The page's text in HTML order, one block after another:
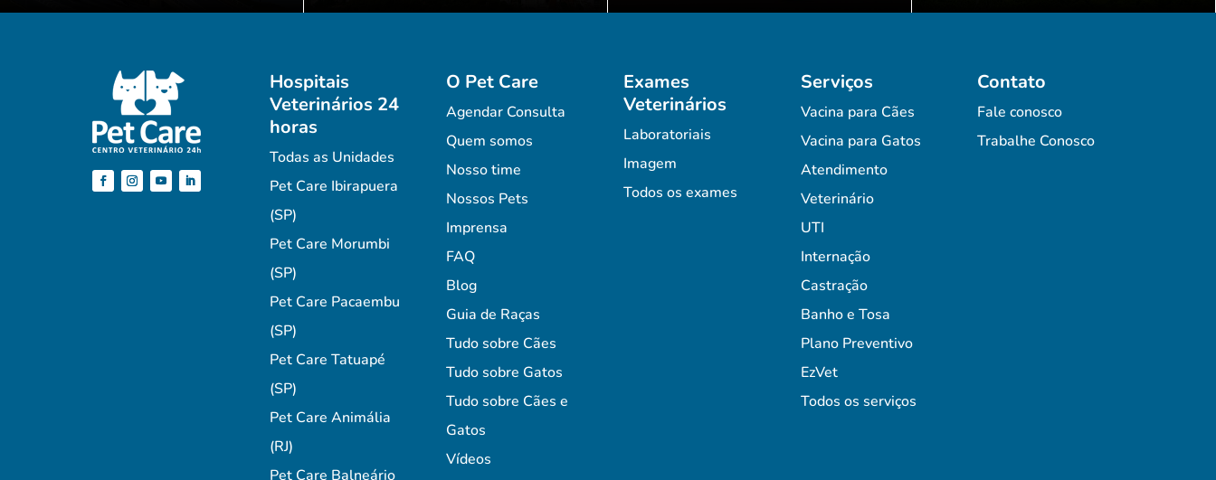
Hospitais
Veterinários 24
horas
Todas as Unidades
Pet Care Ibirapuera
(SP)
Pet Care Morumbi
(SP)
Pet Care Pacaembu
(SP)
Pet Care Tatuapé
(SP)
Pet Care Animália
(RJ)
Pet Care Balneário
O Pet Care
Agendar Consulta
Quem somos
Nosso time
Nossos Pets
Imprensa
FAQ
Blog
Guia de Raças
Tudo sobre Cães
Tudo sobre Gatos
Tudo sobre Cães e
Gatos
Vídeos
Exames
Veterinários
Laboratoriais
Imagem
Todos os exames
Serviços
Vacina para Cães
Vacina para Gatos
Atendimento
Veterinário
UTI
Internação
Castração
Banho e Tosa
Plano Preventivo
EzVet
Todos os serviços
Contato
Fale conosco
Trabalhe Conosco